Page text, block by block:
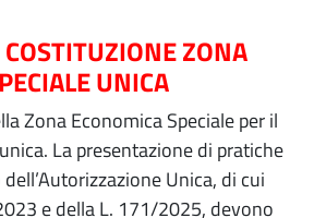
ZONA
UNICA
Zona Economica Speciale per il
La presentazione di pratiche
Unica, di cui
e della L. 171/2025, devono